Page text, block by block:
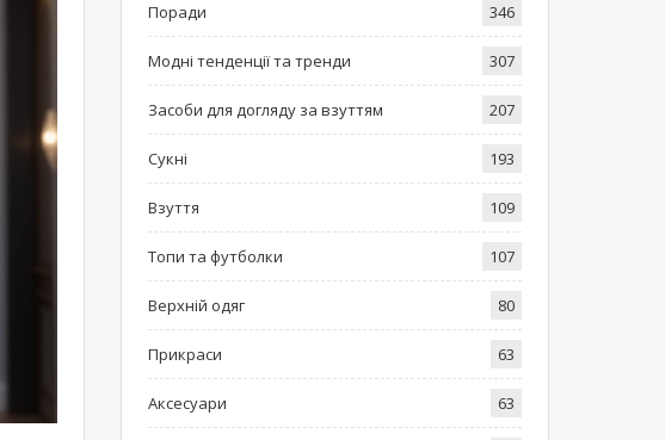
Поради 346
Модні тенденції та тренди 307
Засоби для догляду за взуттям 207
Сукні 193
Взуття 109
Топи та футболки 107
Верхній одяг 80
Прикраси 63
Аксесуари 63